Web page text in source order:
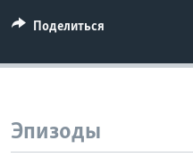
Поделиться
Эпизоды